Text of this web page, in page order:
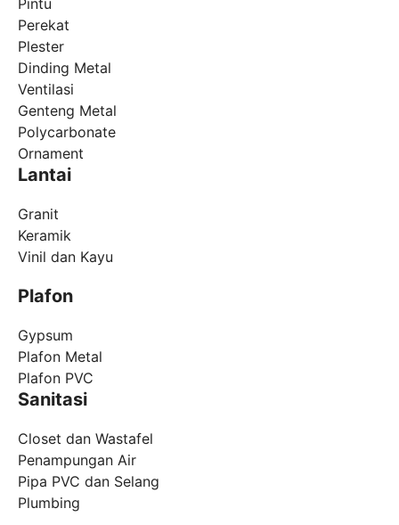
Pintu
Perekat
Plester
Dinding Metal
Ventilasi
Genteng Metal
Polycarbonate
Ornament
Lantai
Granit
Keramik
Vinil dan Kayu
Plafon
Gypsum
Plafon Metal
Plafon PVC
Sanitasi
Closet dan Wastafel
Penampungan Air
Pipa PVC dan Selang
Plumbing